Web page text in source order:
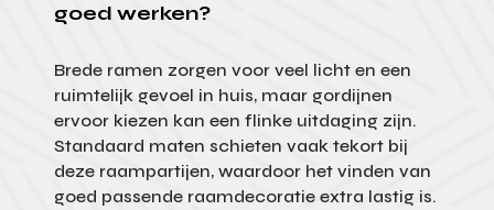
goed werken?
Brede ramen zorgen voor veel licht en een
ruimtelijk gevoel in huis, maar gordijnen
ervoor kiezen kan een flinke uitdaging zijn.
Standaard maten schieten vaak tekort bij
deze raampartijen, waardoor het vinden van
goed passende raamdecoratie extra lastig is.